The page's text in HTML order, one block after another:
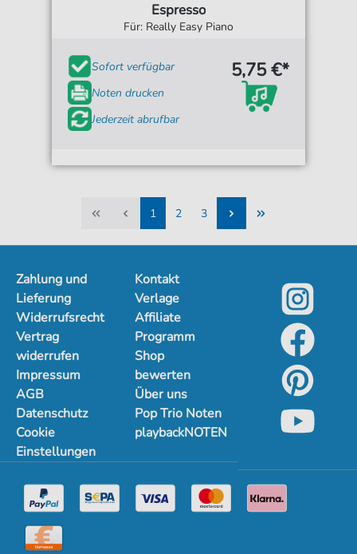
Espresso
Für: Really Easy Piano
Sofort verfügbar
Noten drucken
Jederzeit abrufbar
5,75 €*
1
2
3
Zahlung und
Lieferung
Widerrufsrecht
Vertrag
widerrufen
Impressum
AGB
Datenschutz
Cookie
Einstellungen
Kontakt
Verlage
Affiliate
Programm
Shop
bewerten
Über uns
Pop Trio Noten
playbackNOTEN